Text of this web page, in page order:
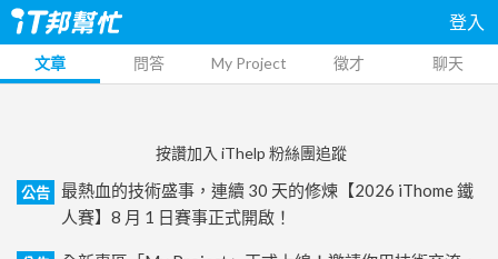
登入
文章 問答 My Project 徵才 聊天
按讚加入 iThelp 粉絲團追蹤
公告
最熱血的技術盛事，連續 30 天的修煉【2026 iThome 鐵
人賽】8 月 1 日賽事正式開啟！